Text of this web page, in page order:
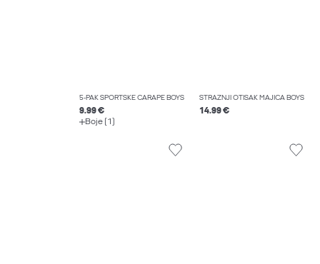
5-PAK SPORTSKE ČARAPE BOYS
9.99 €
Boje (1)
STRAŽNJI OTISAK MAJICA BOYS
14.99 €